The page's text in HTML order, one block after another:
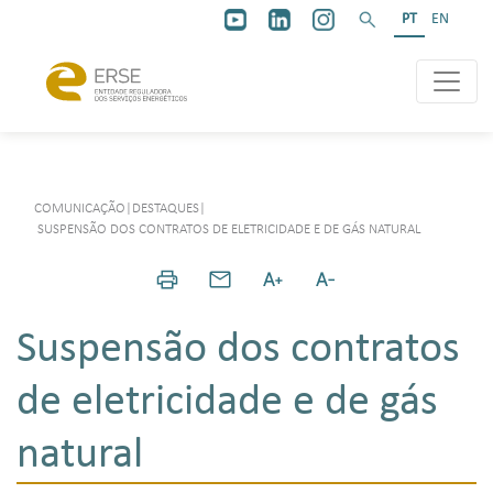
PT EN
COMUNICAÇÃO DESTAQUES
SUSPENSÃO DOS CONTRATOS DE ELETRICIDADE E DE GÁS NATURAL
Suspensão dos contratos
de eletricidade e de gás
natural